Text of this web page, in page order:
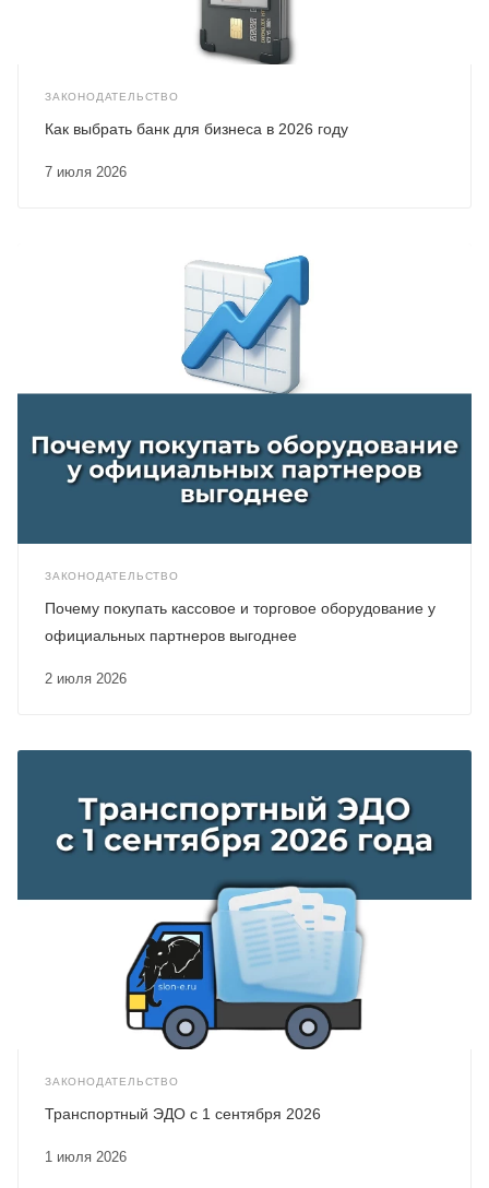
ЗАКОНОДАТЕЛЬСТВО
7 июля 2026
Как выбрать банк для бизнеса в 2026 году
ЗАКОНОДАТЕЛЬСТВО
2 июля 2026
Почему покупать кассовое и торговое оборудование у
официальных партнеров выгоднее
ЗАКОНОДАТЕЛЬСТВО
1 июля 2026
Транспортный ЭДО с 1 сентября 2026